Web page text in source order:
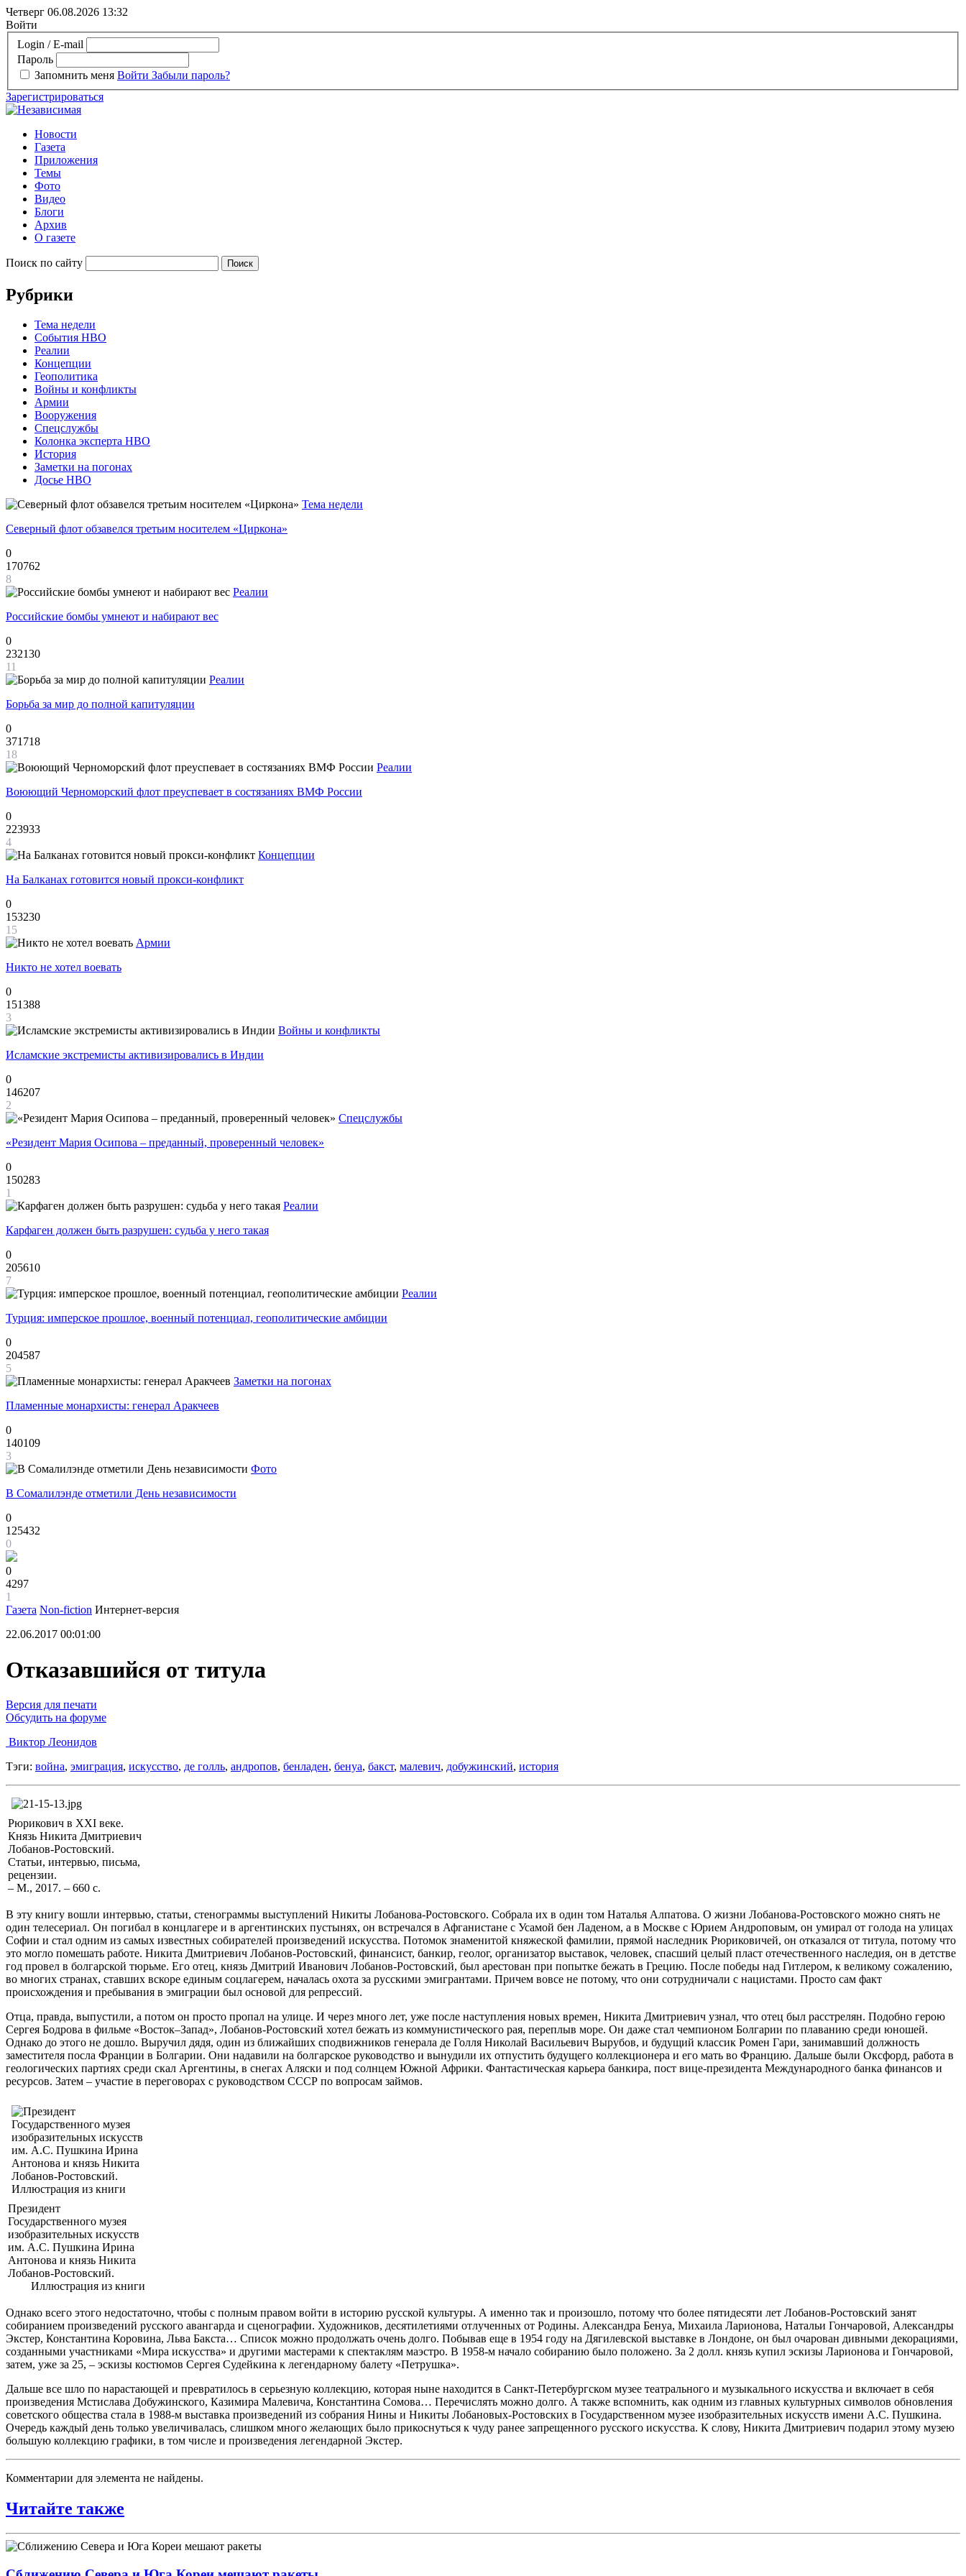
Четверг 06.08.2026 13:32
Войти
Login / E-mail
Пароль
Запомнить меня Войти Забыли пароль?
Зарегистрироваться
Новости
Газета
Приложения
Темы
Фото
Видео
Блоги
Архив
О газете
Поиск по сайту
Рубрики
Тема недели
События НВО
Реалии
Концепции
Геополитика
Войны и конфликты
Армии
Вооружения
Спецслужбы
Колонка эксперта НВО
История
Заметки на погонах
Досье НВО
Тема недели
Северный флот обзавелся третьим носителем «Циркона»
0
170762
8
Реалии
Российские бомбы умнеют и набирают вес
0
232130
11
Реалии
Борьба за мир до полной капитуляции
0
371718
18
Реалии
Воюющий Черноморский флот преуспевает в состязаниях ВМФ России
0
223933
4
Концепции
На Балканах готовится новый прокси-конфликт
0
153230
15
Армии
Никто не хотел воевать
0
151388
3
Войны и конфликты
Исламские экстремисты активизировались в Индии
0
146207
2
Спецслужбы
«Резидент Мария Осипова – преданный, проверенный человек»
0
150283
1
Реалии
Карфаген должен быть разрушен: судьба у него такая
0
205610
7
Реалии
Турция: имперское прошлое, военный потенциал, геополитические амбиции
0
204587
5
Заметки на погонах
Пламенные монархисты: генерал Аракчеев
0
140109
3
Фото
В Сомалилэнде отметили День независимости
0
125432
0
0
4297
1
Газета Non-fiction Интернет-версия
22.06.2017 00:01:00
Отказавшийся от титула
Версия для печати
Обсудить на форуме
Виктор Леонидов
Тэги: война, эмиграция, искусство, де голль, андропов, бенладен, бенуа, бакст, малевич, добужинский, история
Рюрикович в ХХI веке.
Князь Никита Дмитриевич
Лобанов-Ростовский.
Статьи, интервью, письма,
рецензии.
– М., 2017. – 660 с.
В эту книгу вошли интервью, статьи, стенограммы выступлений Никиты Лобанова-Ростовского. Собрала их в один том Наталья Алпатова. О жизни Лобанова-Ростовского можно снять не
один телесериал. Он погибал в концлагере и в аргентинских пустынях, он встречался в Афганистане с Усамой бен Ладеном, а в Москве с Юрием Андроповым, он умирал от голода на улицах
Софии и стал одним из самых известных собирателей произведений искусства. Потомок знаменитой княжеской фамилии, прямой наследник Рюриковичей, он отказался от титула, потому что
это могло помешать работе. Никита Дмитриевич Лобанов-Ростовский, финансист, банкир, геолог, организатор выставок, человек, спасший целый пласт отечественного наследия, он в детстве
год провел в болгарской тюрьме. Его отец, князь Дмитрий Иванович Лобанов-Ростовский, был арестован при попытке бежать в Грецию. После победы над Гитлером, к великому сожалению,
во многих странах, ставших вскоре единым соцлагерем, началась охота за русскими эмигрантами. Причем вовсе не потому, что они сотрудничали с нацистами. Просто сам факт
происхождения и пребывания в эмиграции был основой для репрессий.
Отца, правда, выпустили, а потом он просто пропал на улице. И через много лет, уже после наступления новых времен, Никита Дмитриевич узнал, что отец был расстрелян. Подобно герою
Сергея Бодрова в фильме «Восток–Запад», Лобанов-Ростовский хотел бежать из коммунистического рая, переплыв море. Он даже стал чемпионом Болгарии по плаванию среди юношей.
Однако до этого не дошло. Выручил дядя, один из ближайших сподвижников генерала де Голля Николай Васильевич Вырубов, и будущий классик Ромен Гари, занимавший должность
заместителя посла Франции в Болгарии. Они надавили на болгарское руководство и вынудили их отпустить будущего коллекционера и его мать во Францию. Дальше были Оксфорд, работа в
геологических партиях среди скал Аргентины, в снегах Аляски и под солнцем Южной Африки. Фантастическая карьера банкира, пост вице-президента Международного банка финансов и
ресурсов. Затем – участие в переговорах с руководством СССР по вопросам займов.
Президент
Государственного музея
изобразительных искусств
им. А.С. Пушкина Ирина
Антонова и князь Никита
Лобанов-Ростовский.
Иллюстрация из книги
Однако всего этого недостаточно, чтобы с полным правом войти в историю русской культуры. А именно так и произошло, потому что более пятидесяти лет Лобанов-Ростовский занят
собиранием произведений русского авангарда и сценографии. Художников, десятилетиями отлученных от Родины. Александра Бенуа, Михаила Ларионова, Натальи Гончаровой, Александры
Экстер, Константина Коровина, Льва Бакста… Список можно продолжать очень долго. Побывав еще в 1954 году на Дягилевской выставке в Лондоне, он был очарован дивными декорациями,
созданными участниками «Мира искусства» и другими мастерами к спектаклям маэстро. В 1958-м начало собиранию было положено. За 2 долл. князь купил эскизы Ларионова и Гончаровой,
затем, уже за 25, – эскизы костюмов Сергея Судейкина к легендарному балету «Петрушка».
Дальше все шло по нарастающей и превратилось в серьезную коллекцию, которая ныне находится в Санкт-Петербургском музее театрального и музыкального искусства и включает в себя
произведения Мстислава Добужинского, Казимира Малевича, Константина Сомова… Перечислять можно долго. А также вспомнить, как одним из главных культурных символов обновления
советского общества стала в 1988-м выставка произведений из собрания Нины и Никиты Лобановых-Ростовских в Государственном музее изобразительных искусств имени А.С. Пушкина.
Очередь каждый день только увеличивалась, слишком много желающих было прикоснуться к чуду ранее запрещенного русского искусства. К слову, Никита Дмитриевич подарил этому музею
большую коллекцию графики, в том числе и произведения легендарной Экстер.
Комментарии для элемента не найдены.
Читайте также